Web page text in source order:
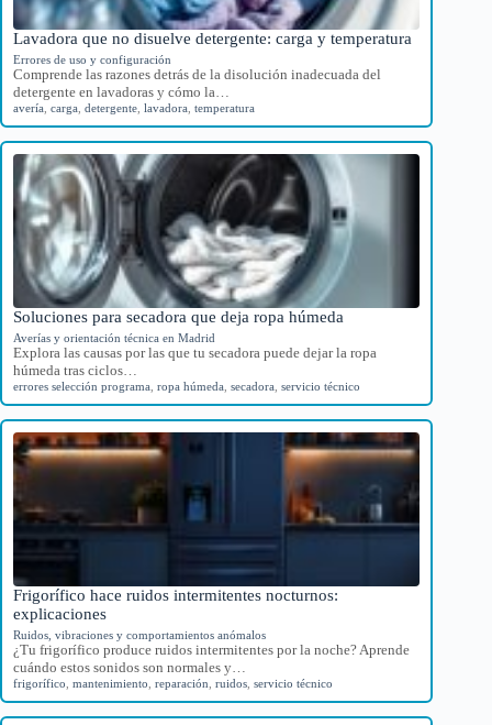
Lavadora que no disuelve detergente: carga y temperatura
Errores de uso y configuración
Comprende las razones detrás de la disolución inadecuada del
detergente en lavadoras y cómo la…
avería carga detergente lavadora temperatura
Soluciones para secadora que deja ropa húmeda
Averías y orientación técnica en Madrid
Explora las causas por las que tu secadora puede dejar la ropa
húmeda tras ciclos…
errores selección programa ropa húmeda secadora servicio técnico
Frigorífico hace ruidos intermitentes nocturnos:
explicaciones
Ruidos, vibraciones y comportamientos anómalos
¿Tu frigorífico produce ruidos intermitentes por la noche? Aprende
cuándo estos sonidos son normales y…
frigorífico mantenimiento reparación ruidos servicio técnico